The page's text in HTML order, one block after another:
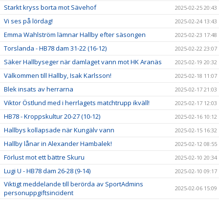
Starkt kryss borta mot Sävehof 2025-02-25 20:43
Vi ses på lördag! 2025-02-24 13:43
Emma Wahlström lämnar Hallby efter säsongen 2025-02-23 17:48
Torslanda - HB78 dam 31-22 (16-12) 2025-02-22 23:07
Säker Hallbyseger när damlaget vann mot HK Aranäs 2025-02-19 20:32
Välkommen till Hallby, Isak Karlsson! 2025-02-18 11:07
Blek insats av herrarna 2025-02-17 21:03
Viktor Östlund med i herrlagets matchtrupp ikväll! 2025-02-17 12:03
HB78 - Kroppskultur 20-27 (10-12) 2025-02-16 10:12
Hallbys kollapsade när Kungälv vann 2025-02-15 16:32
Hallby lånar in Alexander Hambalek! 2025-02-12 08:55
Förlust mot ett bättre Skuru 2025-02-10 20:34
Lugi U - HB78 dam 26-28 (9-14) 2025-02-10 09:17
Viktigt meddelande till berörda av SportAdmins
personuppgiftsincident
2025-02-06 15:09